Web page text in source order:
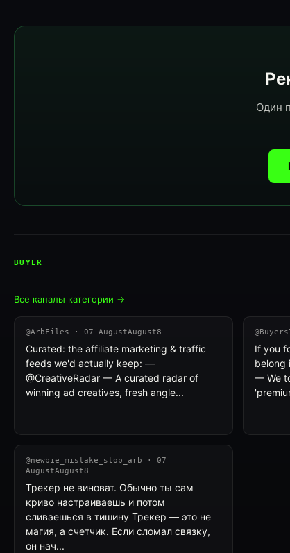
Один
BUYER
Все каналы категории →
@ArbFiles · 07 AugustAugust8
Curated: the affiliate marketing & traffic
feeds we'd actually keep: —
@CreativeRadar — A curated radar of
winning ad creatives, fresh angle...
If you
belong
— We
@newbie_mistake_stop_arb · 07
AugustAugust8
Трекер не виноват. Обычно ты сам
криво настраиваешь и потом
сливаешься в тишину Трекер — это не
магия, а счетчик. Если сломал связку,
он нач...